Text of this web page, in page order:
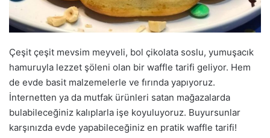
g
ö
n
d
e
r
Çeşit çeşit mevsim meyveli, bol çikolata soslu, yumuşacık
hamuruyla lezzet şöleni olan bir waffle tarifi geliyor. Hem
de evde basit malzemelerle ve fırında yapıyoruz.
İnternetten ya da mutfak ürünleri satan mağazalarda
bulabileceğiniz kalıplarla işe koyuluyoruz. Buyursunlar
karşınızda evde yapabileceğiniz en pratik waffle tarifi!